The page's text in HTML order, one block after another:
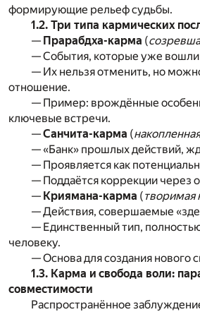
формирующие рельеф судьбы.
1.2. Три типа кармических
— Прарабдха-карма (
— События, которые уже
— Их нельзя отменить, но
отношение.
— Пример: врождённые
ключевые встречи.
—Санчита-карма (
— «Банк» прошлых действий,
— Проявляется как
— Поддаётся коррекции через
— Криямана-карма (творимая
— Действия, совершаемые
— Единственный тип,
человеку.
— Основа для создания нового
1.3. Карма и свобода воли:
совместимости
Распространённое